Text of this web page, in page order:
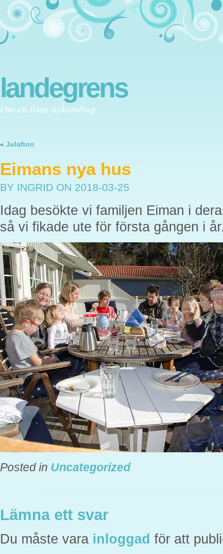
landegrens
Om en liten nykomling
« Julafton
Eimans nya hus
BY INGRID ON 2018-03-25
Idag besökte vi familjen Eiman i
så vi fikade ute för första gången i
Posted in Uncategorized
Lämna ett svar
Du måste vara inloggad för att